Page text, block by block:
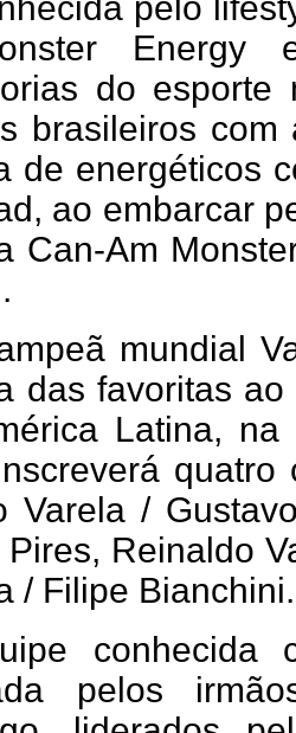
Energy
do esporte
brasileiros
de energéticos
ao embarcar
Can-Am
mundial
das favoritas
Latina, na
quatro
Varela /
Pires, Reinaldo
/ Filipe Bianchini.
conhecida
pelos